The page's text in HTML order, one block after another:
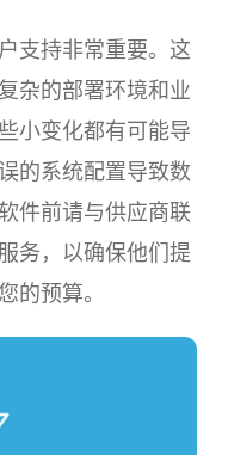
支持非常重要。这
杂的部署环境和业
小变化都有可能导
的系统配置导致数
件前请与供应商联
务，以确保他们提
的预算。